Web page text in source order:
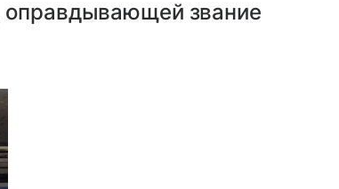
оправдывающей звание